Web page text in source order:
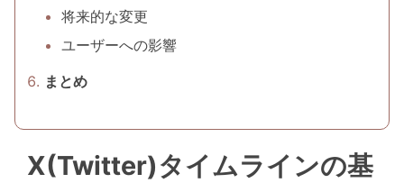
将来的な変更
ユーザーへの影響
まとめ
X(Twitter)タイムラインの基